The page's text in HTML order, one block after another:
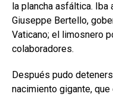
la plancha asfáltica. Iba
Giuseppe Bertello,
Vaticano; el limosnero
colaboradores.
Después pudo
nacimiento gigante,